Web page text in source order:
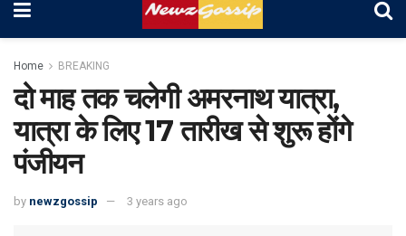
Home BREAKING
दो माह तक चलेगी अमरनाथ यात्रा,
यात्रा के लिए 17 तारीख से शुरू होंगे
पंजीयन
by newzgossip 3 years ago